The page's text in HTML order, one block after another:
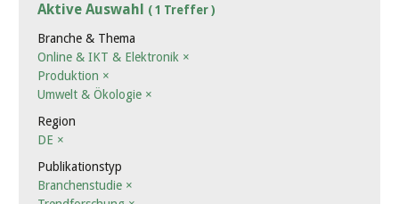
Aktive Auswahl ( 1 Treffer )
Branche & Thema
Online & IKT & Elektronik ×
Produktion ×
Umwelt & Ökologie ×
Region
DE ×
Publikationstyp
Branchenstudie ×